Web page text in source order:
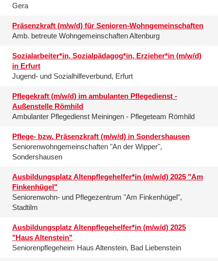
Gera
Präsenzkraft (m/w/d) für Senioren-Wohngemeinschaften
Amb. betreute Wohngemeinschaften Altenburg
Sozialarbeiter*in, Sozialpädagog*in, Erzieher*in (m/w/d)
in Erfurt
Jugend- und Sozialhilfeverbund, Erfurt
Pflegekraft (m/w/d) im ambulanten Pflegedienst -
Außenstelle Römhild
Ambulanter Pflegedienst Meiningen - Pflegeteam Römhild
Pflege- bzw. Präsenzkraft (m/w/d) in Sondershausen
Seniorenwohngemeinschaften "An der Wipper",
Sondershausen
Ausbildungsplatz Altenpflegehelfer*in (m/w/d) 2025 "Am
Finkenhügel"
Seniorenwohn- und Pflegezentrum "Am Finkenhügel",
Stadtilm
Ausbildungsplatz Altenpflegehelfer*in (m/w/d) 2025
"Haus Altenstein"
Seniorenpflegeheim Haus Altenstein, Bad Liebenstein